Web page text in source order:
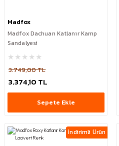
Madfox
Madfox Dachuan Katlanır Kamp
Sandalyesi
3.749,00 TL
3.374,10 TL
Sepete Ekle
İndirimli Ürün